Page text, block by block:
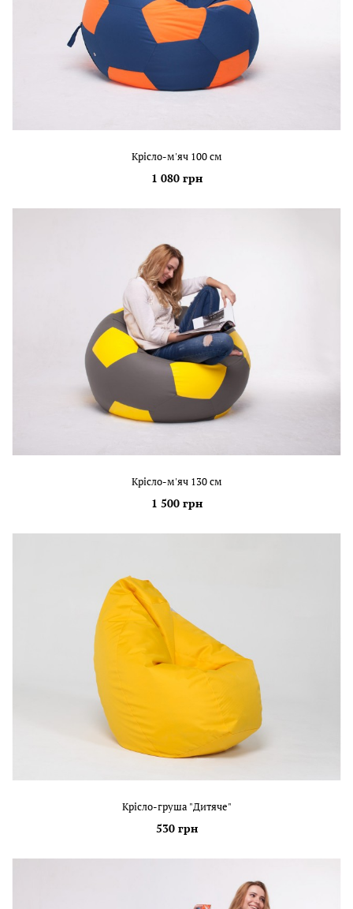
Крісло-м'яч 100 см
1 080 грн
Крісло-м'яч 130 см
1 500 грн
Крісло-груша "Дитяче"
530 грн